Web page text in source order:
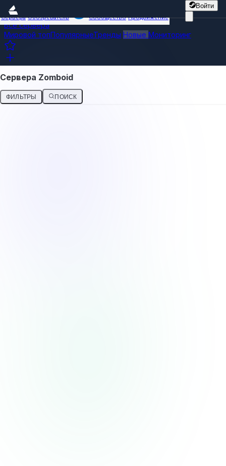
Войти
Сервера Обозреватель Сообщество Продвижение
Все сервера
Мировой топПопулярныеТренды Новые Мониторинг
Сервера Zomboid
ФИЛЬТРЫ ПОИСК